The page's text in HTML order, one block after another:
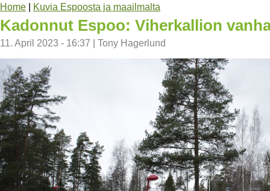
Home Kuvia Espoosta ja maailmalta
Kadonnut Espoo: Viherkallion
11. April 2023 - 16:37 Tony Hagerlund